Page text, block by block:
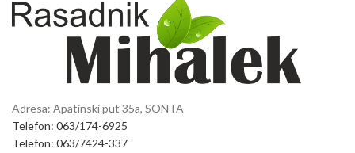
Adresa: Apatinski put 35a, SONTA
Telefon: 063/174-6925
Telefon: 063/7424-337